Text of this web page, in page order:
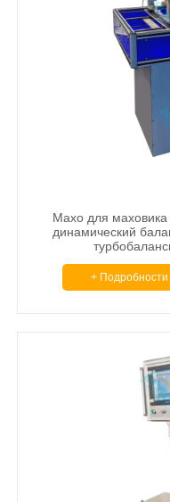
Махо для маховика
динамический
+ Подробности